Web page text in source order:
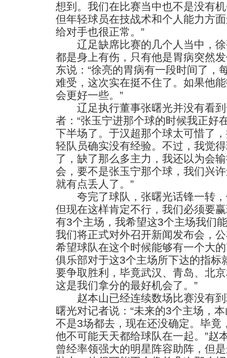
想到。我们在比赛当中也不是没有
但年轻球员在技战术和个人能力方
给对手也很正常。”
辽足缺席比赛的几个人当中，徐
都是身上有伤，只有他是胃病突然
东说：“徐亮的胃病有一段时间了，
难受，这次实在挺不住了。如果他
会更好一些。”
辽足执行董事张曙光并没有看到
者：“张玉宁进那个球的时候我正好
下半场了。于汉超那个球太可惜了
轻队员确实没有经验。不过，我觉
了，缺了那么多主力，我还以为会
会，要不是张玉宁那个球，我们兴
就有点丢人了。”
夸完了球队，张曙光话锋一转，
但现在这样肯定不行，我们必须要
有3个主场，我希望这3个主场我们
我们将正式对外召开新闻发布会，
希望球队在这个时候能够有一个大
俱乐部对于这3个主场所下达的指标
要争取胜利，毕竟武汉、青岛、北
这是我们拿分的最好机会了。”
赵本山已经连续数场比赛没有到
曙光对记者说：“未来的3个主场，
不是3场都去，现在还没确定。毕竟
他不可能天天都给球队在一起。”赵
曾经率领强大的明星阵容助阵，但